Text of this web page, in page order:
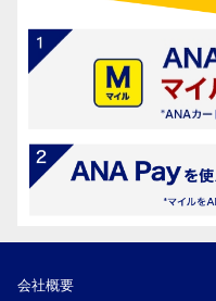
会社概要